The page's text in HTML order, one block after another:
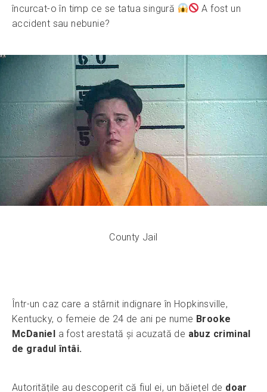
încurcat-o în timp ce se tatua singură
A fost un
accident sau nebunie?
County Jail
Într-un caz care a stârnit indignare în Hopkinsville,
Kentucky, o femeie de 24 de ani pe nume Brooke
McDaniel a fost arestată și acuzată de abuz criminal
de gradul întâi.
Autoritățile au descoperit că fiul ei, un băiețel de doar